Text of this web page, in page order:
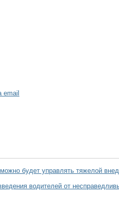
email
будет управлять тяжелой
водителей от